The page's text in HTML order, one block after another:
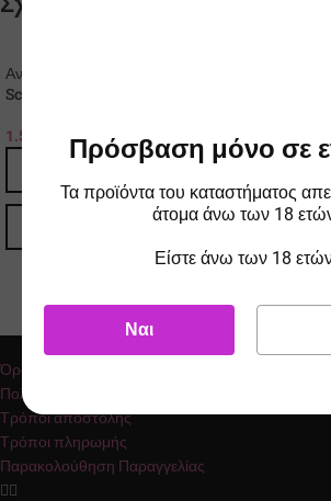
Πρόσβαση μόνο σε
Τα προϊόντα του καταστήματος
άτομα άνω των 18
Είστε άνω των 18
Ναι
Αντιστάσεις (Coils) Innokin
Sceptre
1.50 1.90
ΕΠΙΛΟΓΉ OHM
Όροι χρήσης
Πολιτική Απορρήτου
Τρόποι αποστολής
Τρόποι πληρωμής
Παρακολούθηση Παραγγελίας